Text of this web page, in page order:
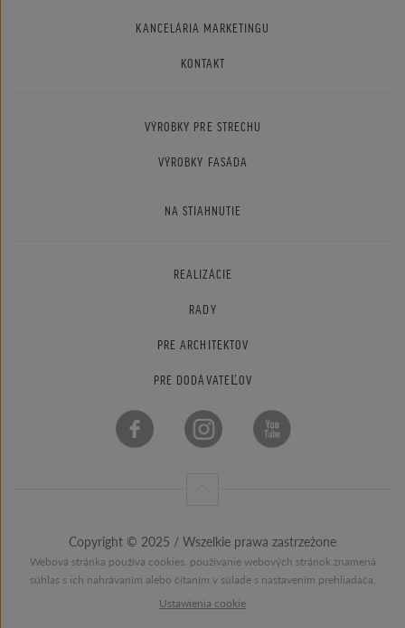
KANCELÁRIA MARKETINGU
KONTAKT
VÝROBKY PRE STRECHU
VÝROBKY FASÁDA
NA STIAHNUTIE
REALIZÁCIE
RADY
PRE ARCHITEKTOV
PRE DODÁVATEĽOV
Copyright © 2025 / Wszelkie prawa zastrzeżone
Webová stránka používa cookies. používanie webových stránok znamená
súhlas s ich nahrávaním alebo čítaním v súlade s nastavením prehliadača.
Ustawienia cookie